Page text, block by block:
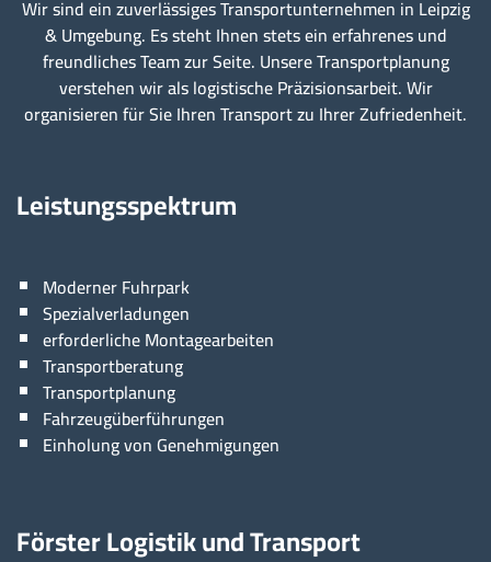
Wir sind ein zuverlässiges Transportunternehmen in Leipzig
& Umgebung. Es steht Ihnen stets ein erfahrenes und
freundliches Team zur Seite. Unsere Transportplanung
verstehen wir als logistische Präzisionsarbeit. Wir
organisieren für Sie Ihren Transport zu Ihrer Zufriedenheit.
Leistungsspektrum
Moderner Fuhrpark
Spezialverladungen
erforderliche Montagearbeiten
Transportberatung
Transportplanung
Fahrzeugüberführungen
Einholung von Genehmigungen
Förster Logistik und Transport